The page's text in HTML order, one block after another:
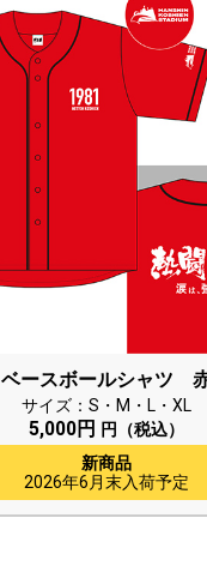
ベースボールシャツ
サイズ：S・M・L・XL
5,000円
円（税込）
新商品
2026年6月末入荷予定